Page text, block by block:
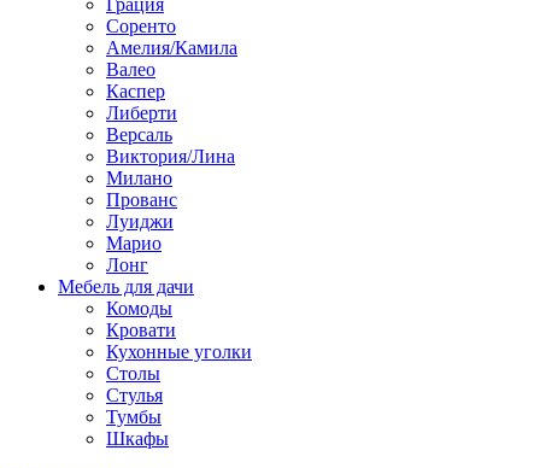
Грация
Соренто
Амелия/Камила
Валео
Каспер
Либерти
Версаль
Виктория/Лина
Милано
Прованс
Луиджи
Марио
Лонг
Мебель для дачи
Комоды
Кровати
Кухонные уголки
Столы
Стулья
Тумбы
Шкафы